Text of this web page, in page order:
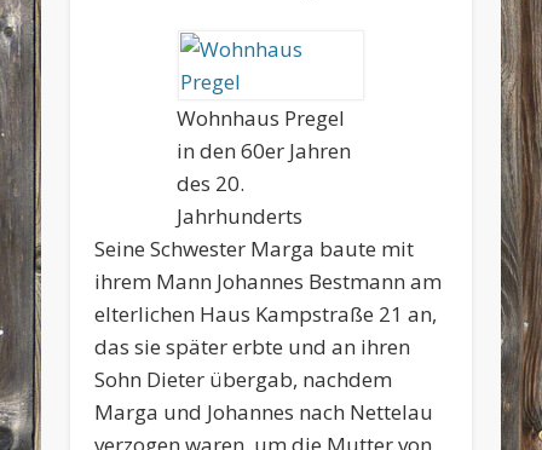
Wohnhaus Pregel
in den 60er Jahren
des 20.
Jahrhunderts
Seine Schwester Marga baute mit
ihrem Mann Johannes Bestmann am
elterlichen Haus Kampstraße 21 an,
das sie später erbte und an ihren
Sohn Dieter übergab, nachdem
Marga und Johannes nach Nettelau